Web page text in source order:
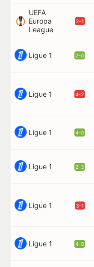
UEFA
Europa
League
2-1
Ligue 1 2-0
Ligue 1 4-2
Ligue 1 4-0
Ligue 1 2-3
Ligue 1 3-1
Ligue 1 4-0